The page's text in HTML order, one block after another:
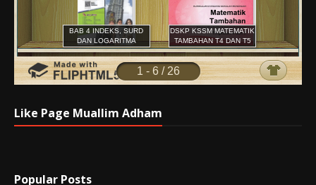
Like Page Muallim Adham
Popular Posts